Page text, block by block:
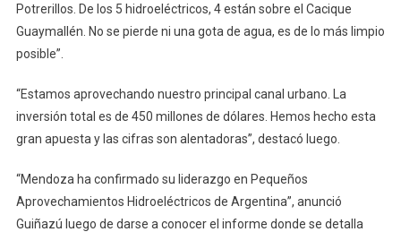
Potrerillos. De los 5 hidroeléctricos, 4 están sobre el Cacique
Guaymallén. No se pierde ni una gota de agua, es de lo más limpio
posible”.
“Estamos aprovechando nuestro principal canal urbano. La
inversión total es de 450 millones de dólares. Hemos hecho esta
gran apuesta y las cifras son alentadoras”, destacó luego.
“Mendoza ha confirmado su liderazgo en Pequeños
Aprovechamientos Hidroeléctricos de Argentina”, anunció
Guiñazú luego de darse a conocer el informe donde se detalla